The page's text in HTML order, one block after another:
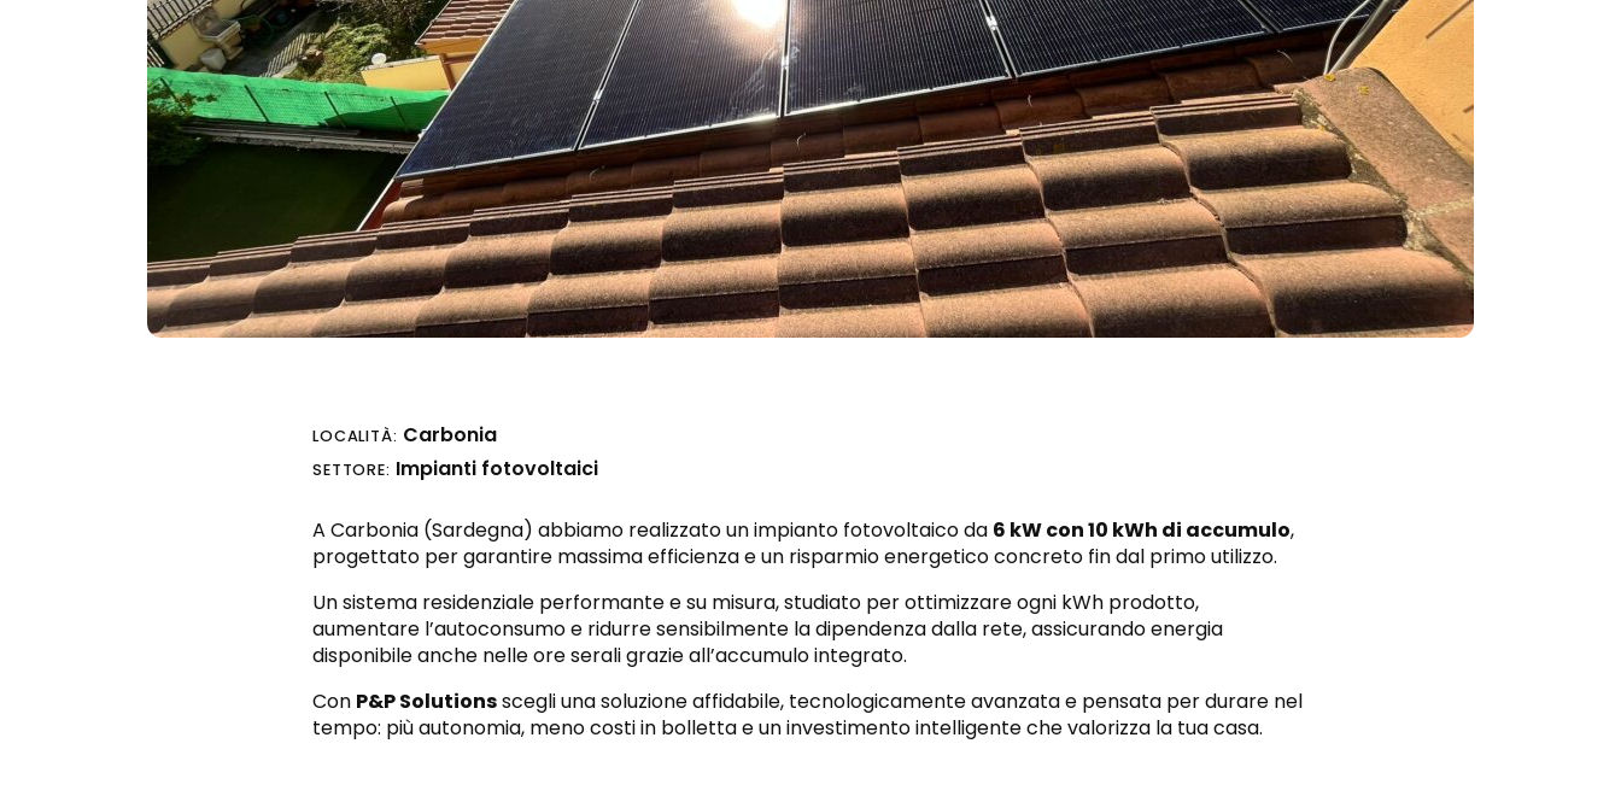
LOCALITÀ: Carbonia
SETTORE: Impianti fotovoltaici
A Carbonia (Sardegna) abbiamo realizzato un impianto fotovoltaico da 6 kW con 10 kWh di accumulo,
progettato per garantire massima efficienza e un risparmio energetico concreto fin dal primo utilizzo.
Un sistema residenziale performante e su misura, studiato per ottimizzare ogni kWh prodotto,
aumentare l’autoconsumo e ridurre sensibilmente la dipendenza dalla rete, assicurando energia
disponibile anche nelle ore serali grazie all’accumulo integrato.
Con P&P Solutionsscegli una soluzione affidabile, tecnologicamente avanzata e pensata per durare nel
tempo: più autonomia, meno costi in bolletta e un investimento intelligente che valorizza la tua casa.